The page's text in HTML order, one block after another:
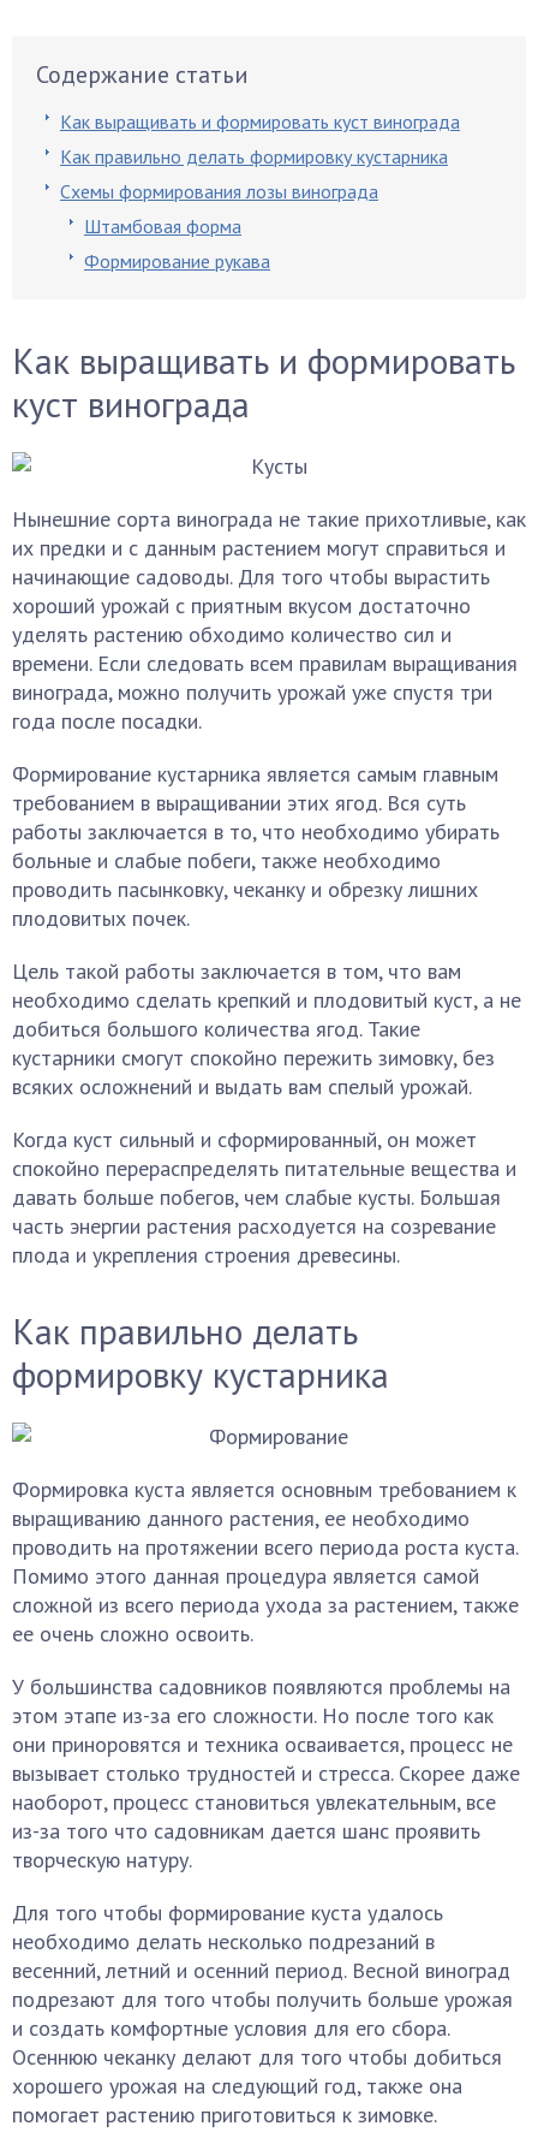
Содержание статьи
Как выращивать и формировать куст винограда
Как правильно делать формировку кустарника
Схемы формирования лозы винограда
Штамбовая форма
Формирование рукава
Как выращивать и формировать
куст винограда
Нынешние сорта винограда не такие прихотливые, как
их предки и с данным растением могут справиться и
начинающие садоводы. Для того чтобы вырастить
хороший урожай с приятным вкусом достаточно
уделять растению обходимо количество сил и
времени. Если следовать всем правилам выращивания
винограда, можно получить урожай уже спустя три
года после посадки.
Формирование кустарника является самым главным
требованием в выращивании этих ягод. Вся суть
работы заключается в то, что необходимо убирать
больные и слабые побеги, также необходимо
проводить пасынковку, чеканку и обрезку лишних
плодовитых почек.
Цель такой работы заключается в том, что вам
необходимо сделать крепкий и плодовитый куст, а не
добиться большого количества ягод. Такие
кустарники смогут спокойно пережить зимовку, без
всяких осложнений и выдать вам спелый урожай.
Когда куст сильный и сформированный, он может
спокойно перераспределять питательные вещества и
давать больше побегов, чем слабые кусты. Большая
часть энергии растения расходуется на созревание
плода и укрепления строения древесины.
Как правильно делать
формировку кустарника
Формировка куста является основным требованием к
выращиванию данного растения, ее необходимо
проводить на протяжении всего периода роста куста.
Помимо этого данная процедура является самой
сложной из всего периода ухода за растением, также
ее очень сложно освоить.
У большинства садовников появляются проблемы на
этом этапе из-за его сложности. Но после того как
они приноровятся и техника осваивается, процесс не
вызывает столько трудностей и стресса. Скорее даже
наоборот, процесс становиться увлекательным, все
из-за того что садовникам дается шанс проявить
творческую натуру.
Для того чтобы формирование куста удалось
необходимо делать несколько подрезаний в
весенний, летний и осенний период. Весной виноград
подрезают для того чтобы получить больше урожая
и создать комфортные условия для его сбора.
Осеннюю чеканку делают для того чтобы добиться
хорошего урожая на следующий год, также она
помогает растению приготовиться к зимовке.